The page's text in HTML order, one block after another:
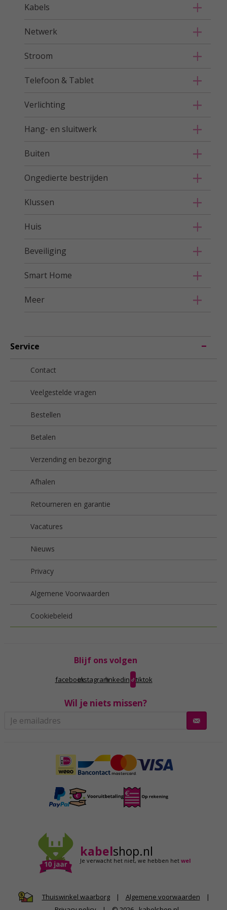
Kabels
Netwerk
Stroom
Telefoon & Tablet
Verlichting
Hang- en sluitwerk
Buiten
Ongedierte bestrijden
Klussen
Huis
Beveiliging
Smart Home
Meer
Service
Contact
Veelgestelde vragen
Bestellen
Betalen
Verzending en bezorging
Afhalen
Retourneren en garantie
Vacatures
Nieuws
Privacy
Algemene Voorwaarden
Cookiebeleid
Blijf ons volgen
facebookinstagramlinkedin tiktok
Wil je niets missen?
kabelshop.nl
Je verwacht het niet,we hebben hetwel
Thuiswinkel waarborg | Algemene voorwaarden
|